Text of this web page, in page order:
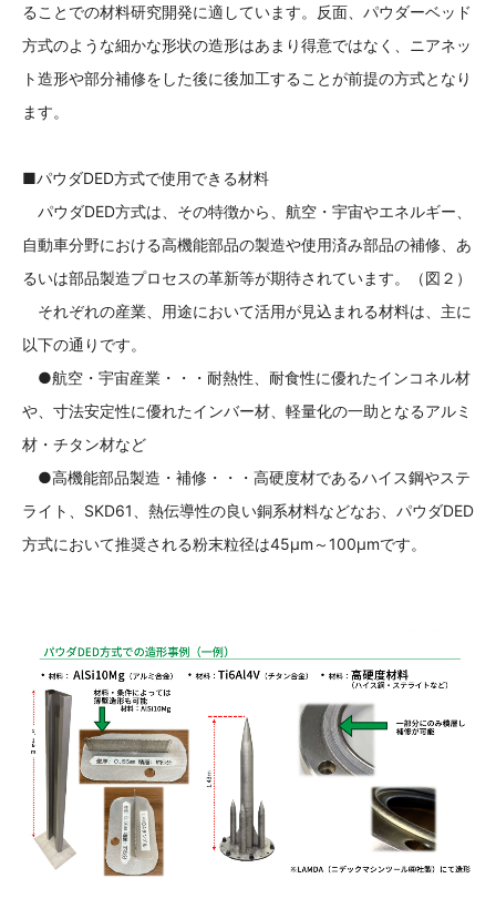
ることでの材料研究開発に適しています。反面、パウダーベッド
方式のような細かな形状の造形はあまり得意ではなく、ニアネッ
ト造形や部分補修をした後に後加工することが前提の方式となり
ます。
■パウダDED方式で使用できる材料
パウダDED方式は、その特徴から、航空・宇宙やエネルギー、
自動車分野における高機能部品の製造や使用済み部品の補修、あ
るいは部品製造プロセスの革新等が期待されています。（図２）
それぞれの産業、用途において活用が見込まれる材料は、主に
以下の通りです。
●航空・宇宙産業・・・耐熱性、耐食性に優れたインコネル材
や、寸法安定性に優れたインバー材、軽量化の一助となるアルミ
材・チタン材など
●高機能部品製造・補修・・・高硬度材であるハイス鋼やステ
ライト、SKD61、熱伝導性の良い銅系材料などなお、パウダDED
方式において推奨される粉末粒径は45μm～100μmです。